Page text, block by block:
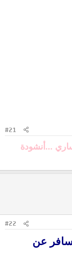
#21
...أنشودة
#22
مسافر عن